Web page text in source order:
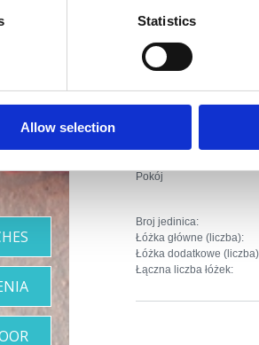
Statistics
Allow selection
Odległość od
Odległość od
Odległość od
Rodzaj zakwaterowania :
Pokój
Broj jedinica:
Łóżka główne (liczba):
Łóżka dodatkowe
Łączna liczba łóżek:
z